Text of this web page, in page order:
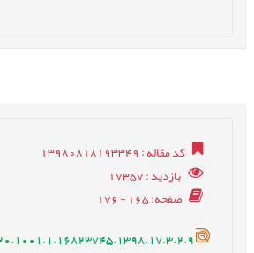
کد مقاله: 13980818193349
بازدید: 17357
صفحه: 165 - 176
20.1001.1.16823745.1398.17.3.2.9